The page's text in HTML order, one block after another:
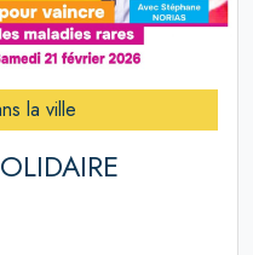
la ville